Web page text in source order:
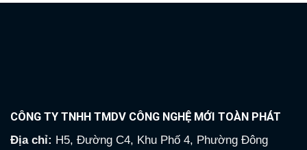
CÔNG TY TNHH TMDV CÔNG NGHỆ MỚI TOÀN PHÁT
Địa chỉ: H5, Đường C4, Khu Phố 4, Phường Đông